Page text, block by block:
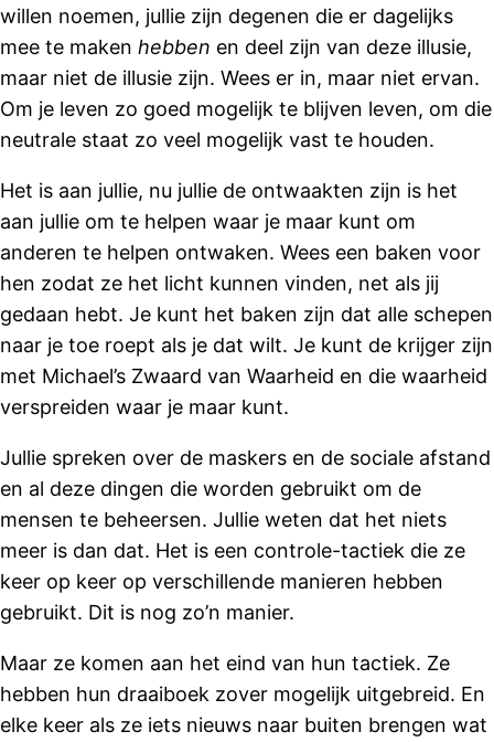
willen noemen, jullie zijn degenen die er dagelijks
mee te maken hebben en deel zijn van deze illusie,
maar niet de illusie zijn. Wees er in, maar niet ervan.
Om je leven zo goed mogelijk te blijven leven, om die
neutrale staat zo veel mogelijk vast te houden.
Het is aan jullie, nu jullie de ontwaakten zijn is het
aan jullie om te helpen waar je maar kunt om
anderen te helpen ontwaken. Wees een baken voor
hen zodat ze het licht kunnen vinden, net als jij
gedaan hebt. Je kunt het baken zijn dat alle schepen
naar je toe roept als je dat wilt. Je kunt de krijger zijn
met Michael’s Zwaard van Waarheid en die waarheid
verspreiden waar je maar kunt.
Jullie spreken over de maskers en de sociale afstand
en al deze dingen die worden gebruikt om de
mensen te beheersen. Jullie weten dat het niets
meer is dan dat. Het is een controle-tactiek die ze
keer op keer op verschillende manieren hebben
gebruikt. Dit is nog zo’n manier.
Maar ze komen aan het eind van hun tactiek. Ze
hebben hun draaiboek zover mogelijk uitgebreid. En
elke keer als ze iets nieuws naar buiten brengen wat